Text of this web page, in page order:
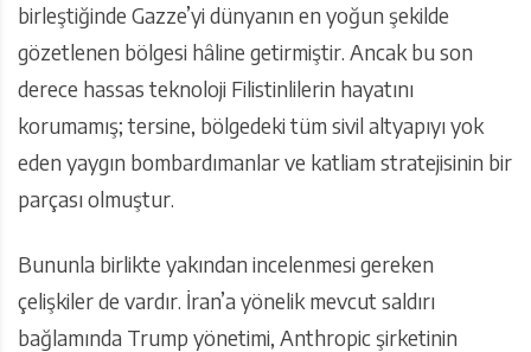
birleştiğinde Gazze’yi dünyanın en yoğun şekilde
gözetlenen bölgesi hâline getirmiştir. Ancak bu son
derece hassas teknoloji Filistinlilerin hayatını
korumamış; tersine, bölgedeki tüm sivil altyapıyı yok
eden yaygın bombardımanlar ve katliam stratejisinin bir
parçası olmuştur.
Bununla birlikte yakından incelenmesi gereken
çelişkiler de vardır. İran’a yönelik mevcut saldırı
bağlamında Trump yönetimi, Anthropic şirketinin